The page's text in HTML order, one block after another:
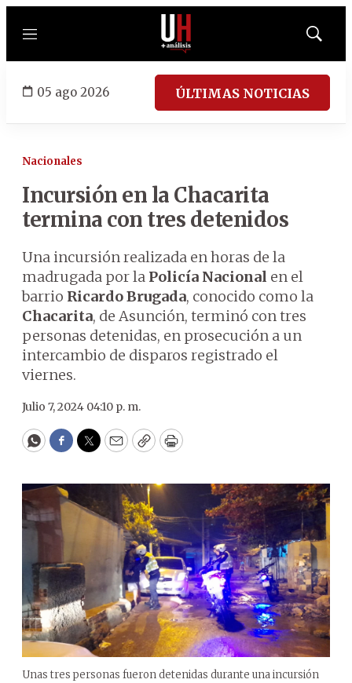
Menú
Mostrar
05 ago 2026 ÚLTIMAS NOTICIAS
Nacionales
Incursión en la Chacarita
termina con tres detenidos
Una incursión realizada en horas de la
madrugada por la Policía Nacional en el
barrio Ricardo Brugada, conocido como la
Chacarita, de Asunción, terminó con tres
personas detenidas, en prosecución a un
intercambio de disparos registrado el
viernes.
Julio 7, 2024 04:10 p. m.
WhatsApp
Facebook
Twitter
EmailCopyPrint
Unas tres personas fueron detenidas durante una incursión